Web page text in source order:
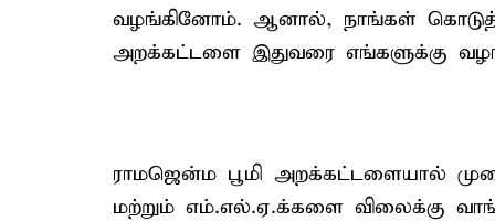
வழங்கினோம். ஆனால், நாங்கள்
அறக்கட்டளை இதுவரை எங்களுக்கு
ராமஜென்ம பூமி அறக்கட்டளையால்
மற்றும் எம்.எல்.ஏ.க்களை விலைக்கு